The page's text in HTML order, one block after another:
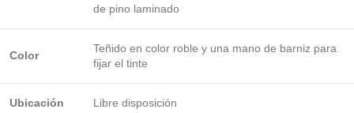
de pino laminado
Color
Teñido en color roble y una mano de barniz para
fijar el tinte
Ubicación Libre disposición